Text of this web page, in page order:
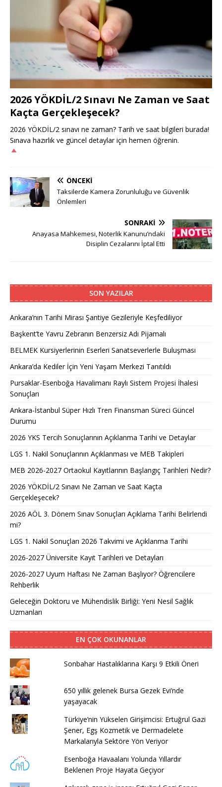
2026 YÖKDİL/2 Sınavı Ne Zaman ve Saat
Kaçta Gerçekleşecek?
2026 YÖKDİL/2 sınavı ne zaman? Tarih ve saat bilgileri burada!
Sınava hazırlık ve güncel detaylar için hemen öğrenin.
ÖNCEKI
Taksilerde Kamera Zorunluluğu ve Güvenlik
Önlemleri
SONRAKI
Anayasa Mahkemesi, Noterlik Kanunu’ndaki
Disiplin Cezalarını İptal Etti
SON YAZILAR
Ankara’nın Tarihi Mirası Şantiye Gezileriyle Keşfediliyor
Başkent’te Yavru Zebranın Benzersiz Adı Pijamalı
BELMEK Kursiyerlerinin Eserleri Sanatseverlerle Buluşması
Ankara’da Kediler İçin Yeni Yaşam Merkezi Tanıtıldı
Pursaklar-Esenboğa Havalimanı Raylı Sistem Projesi İhalesi
Sonuçları
Ankara-İstanbul Süper Hızlı Tren Finansman Süreci Güncel
Durumu
2026 YKS Tercih Sonuçlarının Açıklanma Tarihi ve Detaylar
LGS 1. Nakil Sonuçlarının Açıklanması ve MEB Takipleri
MEB 2026-2027 Ortaokul Kayıtlarının Başlangıç Tarihleri Nedir?
2026 YÖKDİL/2 Sınavı Ne Zaman ve Saat Kaçta
Gerçekleşecek?
2026 AÖL 3. Dönem Sınav Sonuçları Açıklama Tarihi Belirlendi
mi?
LGS 1. Nakil Sonuçları 2026 Takvimi ve Açıklanma Tarihi
2026-2027 Üniversite Kayıt Tarihleri ve Detayları
2026-2027 Uyum Haftası Ne Zaman Başlıyor? Öğrencilere
Rehberlik
Geleceğin Doktoru ve Mühendislik Birliği: Yeni Nesil Sağlık
Uzmanları
EN ÇOK OKUNANLAR
Sonbahar Hastalıklarına Karşı 9 Etkili Öneri
650 yıllık gelenek Bursa Gezek Evi’nde
yaşayacak
Türkiye’nin Yükselen Girişimcisi: Ertuğrul Gazi
Şener, Egş Kozmetik ve Dermadelete
Markalarıyla Sektöre Yön Veriyor
Esenboğa Havaalanı Yolunda Yıllardır
Beklenen Proje Hayata Geçiyor